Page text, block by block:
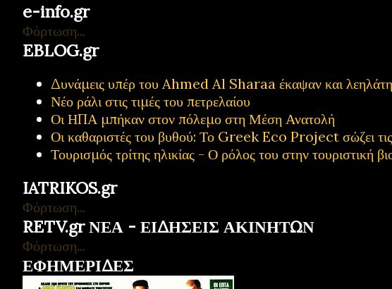
e-info.gr
Φόρτωση...
EBLOG.gr
Δυνάμεις υπέρ του Ahmed Al Sharaa έκαψαν και
Νέο ράλι στις τιμές του πετρελαίου
Οι ΗΠΑ μπήκαν στον πόλεμο στη Μέση Ανατολή
Οι καθαριστές του βυθού: Το Greek Eco Project σώζει
Τουρισμός τρίτης ηλικίας - Ο ρόλος του στην τουριστική
IATRIKOS.gr
Φόρτωση...
RETV.gr ΝΕΑ - ΕΙΔΗΣΕΙΣ ΑΚΙΝΗΤΩΝ
Φόρτωση...
ΕΦΗΜΕΡΙΔΕΣ